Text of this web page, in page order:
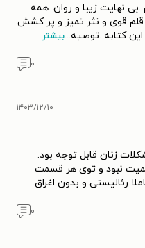
نهایت زیبا و روان .همه
قلم قوی و نثر تمیز و پر کشش
کتابه .توصیه...بیشتر
۰
۱۴۰۳/۱۲/۱۰
زنان قابل توجه بود.
نبود و توی هر قسمت
رئالیستی و بدون اغراق.
۰